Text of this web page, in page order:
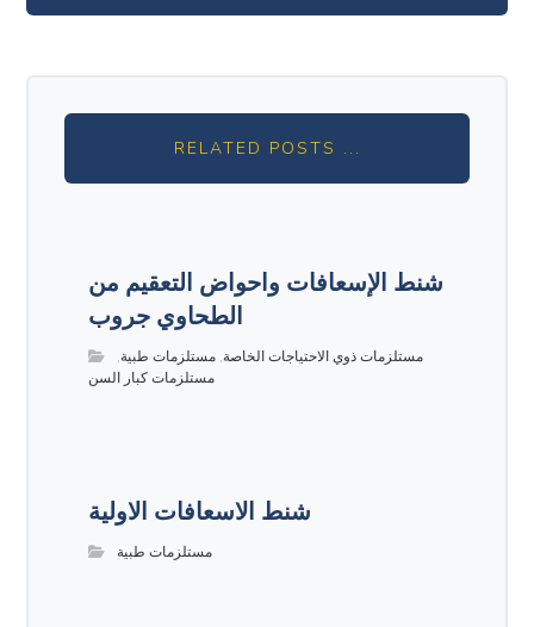
RELATED POSTS ...
شنط الإسعافات واحواض التعقيم من
الطحاوي جروب
مستلزمات ذوي الاحتياجات الخاصة, مستلزمات طبية,
مستلزمات كبار السن
شنط الاسعافات الاولية
مستلزمات طبية